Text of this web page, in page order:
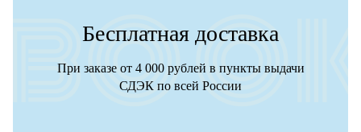
Бесплатная доставка
При заказе от 4 000 рублей в пункты выдачи
СДЭК по всей России